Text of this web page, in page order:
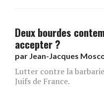
Deux bourdes
accepter ?
par Jean-Jacques
Lutter contre la
Juifs de France.